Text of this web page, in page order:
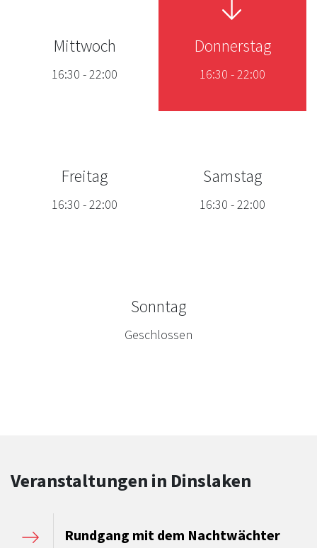
Mittwoch
16:30 -22:00
Donnerstag
16:30 -22:00
Freitag
16:30 -22:00
Samstag
16:30 -22:00
Sonntag
Geschlossen
Veranstaltungen in Dinslaken
Rundgang mit dem Nachtwächter